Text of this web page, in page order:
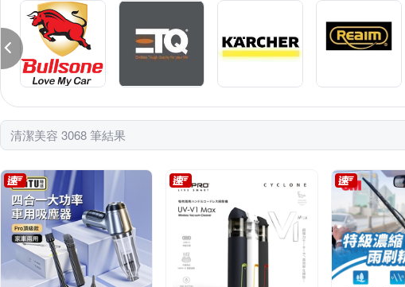
車的背包
清潔美容 3068 筆結果